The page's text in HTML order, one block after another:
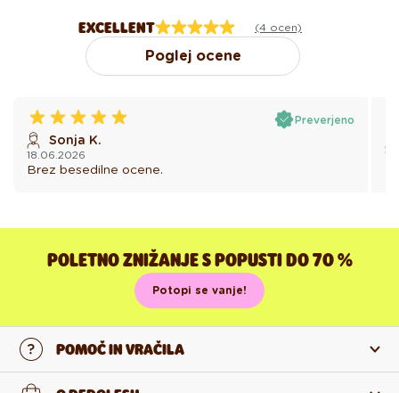
EXCELLENT (4 ocen)
Poglej ocene
Preverjeno
Sonja K.
18.06.2026
Brez besedilne ocene.
POLETNO ZNIŽANJE S POPUSTI DO 70 %
Potopi se vanje!
POMOČ IN VRAČILA
Stopi v stik z nami